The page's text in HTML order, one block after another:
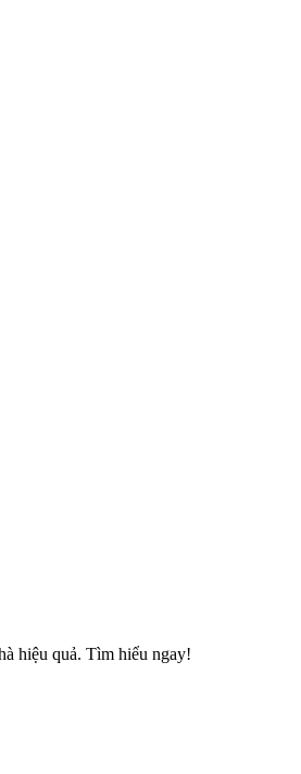
hiệu quả. Tìm hiểu ngay!